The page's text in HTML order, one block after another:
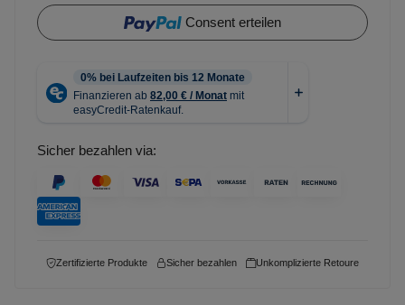
Consent erteilen
Sicher bezahlen via:
Zertifizierte Produkte Sicher bezahlen Unkomplizierte Retoure